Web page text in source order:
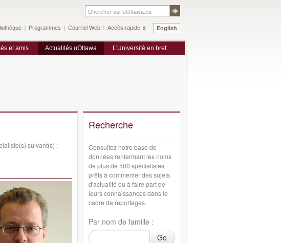
English
Programmes Courriel Web Accès rapide
et amis Actualités uOttawa L'Université en bref
suivant(s) :
Recherche
Consultez notre base de
données renfermant les noms
de plus de 500 spécialistes,
prêts à commenter des sujets
d'actualité ou à faire part de
leurs connaissances dans le
cadre de reportages.
Par nom de famille :
Go